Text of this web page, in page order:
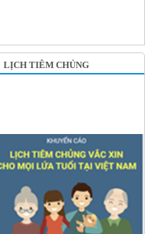
LỊCH TIÊM CHỦNG